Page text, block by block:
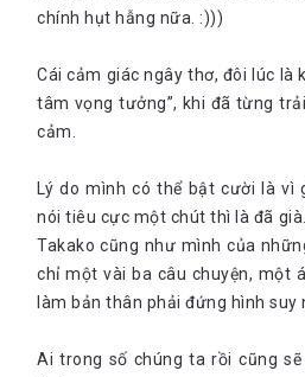
chính hụt hẫng nữa. :)))
Cái cảm giác ngây thơ, đôi lúc là
tâm vọng tưởng”, khi đã từng
cảm.
Lý do mình có thể bật cười là
nói tiêu cực một chút thì là đã
Takako cũng như mình của
chỉ một vài ba câu chuyện, một
làm bản thân phải đứng hình suy
Ai trong số chúng ta rồi cũng